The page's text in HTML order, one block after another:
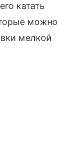
катать
можно
мелкой